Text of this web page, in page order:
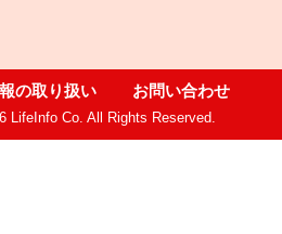
の取り扱い お問い合わせ
LifeInfo Co. All Rights Reserved.